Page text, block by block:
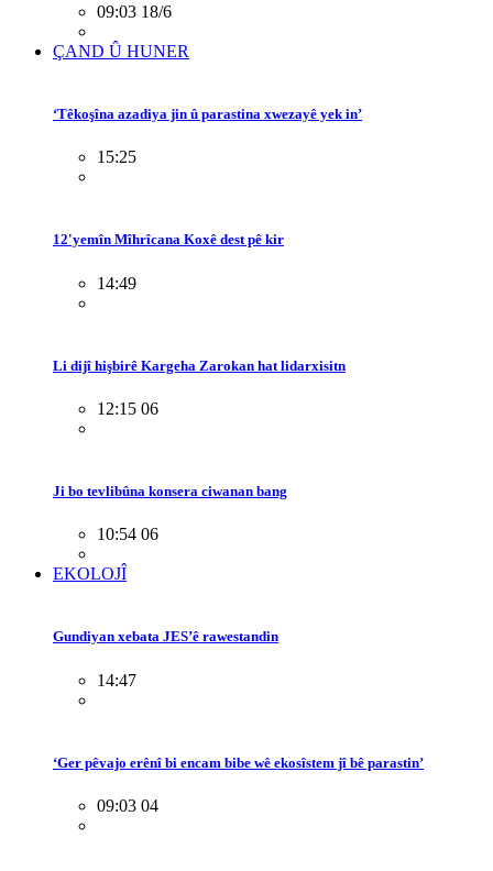
09:03 18/6
ÇAND Û HUNER
‘Têkoşîna azadiya jin û parastina xwezayê yek in’
15:25
12'yemîn Mîhrîcana Koxê dest pê kir
14:49
Li dijî hişbirê Kargeha Zarokan hat lidarxisitn
12:15 06
Ji bo tevlibûna konsera ciwanan bang
10:54 06
EKOLOJÎ
Gundiyan xebata JES’ê rawestandin
14:47
‘Ger pêvajo erênî bi encam bibe wê ekosîstem jî bê parastin’
09:03 04